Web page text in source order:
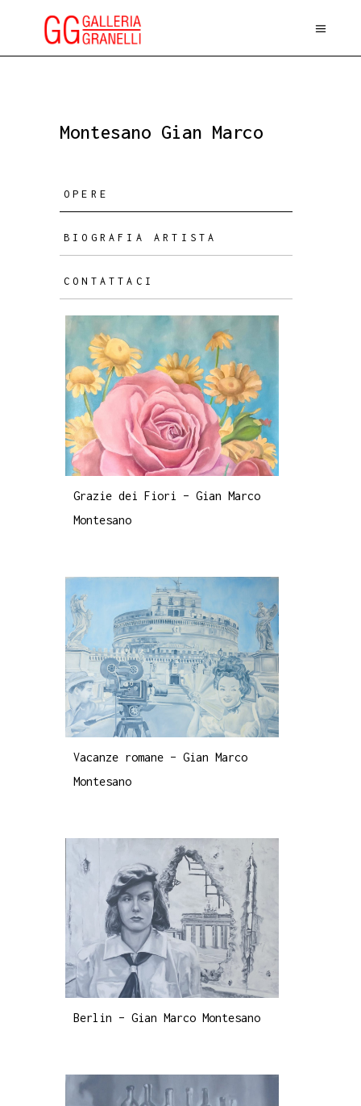
Montesano Gian Marco
OPERE
BIOGRAFIA ARTISTA
CONTATTACI
Grazie dei Fiori – Gian Marco
Montesano
Vacanze romane – Gian Marco
Montesano
Berlin – Gian Marco Montesano